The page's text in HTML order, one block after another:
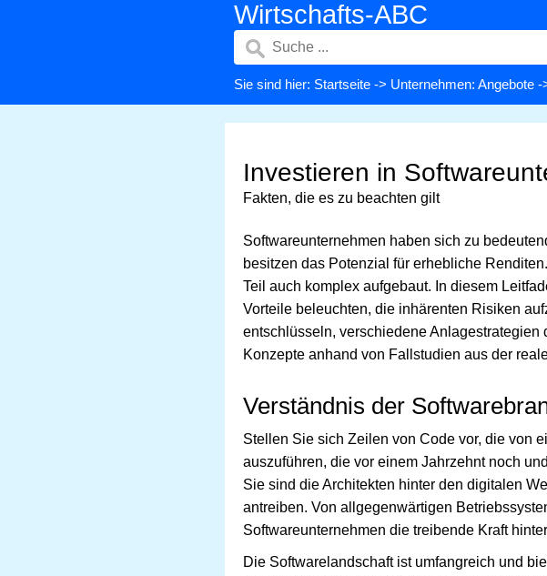
Wirtschafts-ABC
Sie sind hier: Startseite -> Unternehmen: Angebote -
Investieren in
Fakten, die es zu beachten gilt
Softwareunternehmen haben sich zu
besitzen das Potenzial für erhebliche
Teil auch komplex aufgebaut. In diesem
Vorteile beleuchten, die inhärenten Risiken
entschlüsseln, verschiedene
Konzepte anhand von Fallstudien aus der
Verständnis der
Stellen Sie sich Zeilen von Code vor, die von
auszuführen, die vor einem Jahrzehnt noch
Sie sind die Architekten hinter den digitalen
antreiben. Von allgegenwärtigen
Softwareunternehmen die treibende Kraft
Die Softwarelandschaft ist umfangreich und